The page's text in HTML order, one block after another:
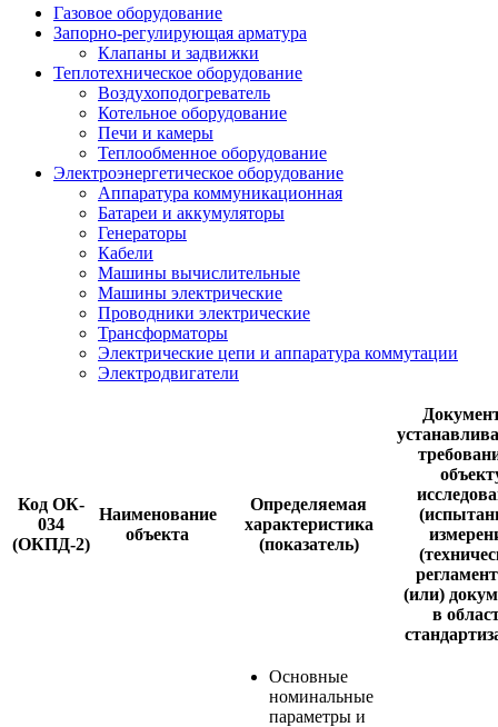
Газовое оборудование
Запорно-регулирующая арматура
Клапаны и задвижки
Теплотехническое оборудование
Воздухоподогреватель
Котельное оборудование
Печи и камеры
Теплообменное оборудование
Электроэнергетическое оборудование
Аппаратура коммуникационная
Батареи и аккумуляторы
Генераторы
Кабели
Машины вычислительные
Машины электрические
Проводники электрические
Трансформаторы
Электрические цепи и аппаратура коммутации
Электродвигатели
Код ОК-
034
(ОКПД-2)
Наименование
объекта
Определяемая
характеристика
(показатель)
(или)
в
Основные
номинальные
параметры и